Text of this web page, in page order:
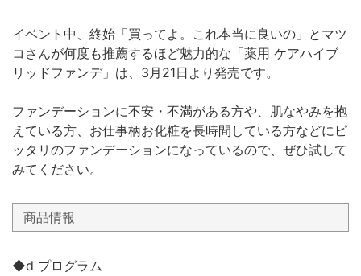
イベント中、終始「買ってよ。これ本当に良いの」とマツ
コさんが何度も推薦するほど魅力的な「薬用 ケアハイブ
リッドファンデ」は、3月21日より発売です。
ファンデーションに不安・不満がある方や、肌なやみを抱
えている方、お仕事柄お化粧を長時間している方などにピ
ッタリのファンデーションになっているので、ぜひ試して
みてください。
商品情報
◆d プログラム